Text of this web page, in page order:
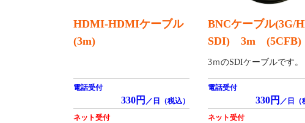
HDMI-HDMIケーブル
(3m)
電話受付
330円 ／日（税込）
ネット受付
BNCケーブル(3G/
SDI) 3m (5CFB)
3ｍのSDIケーブルです。
電話受付
330円 ／日（
ネット受付